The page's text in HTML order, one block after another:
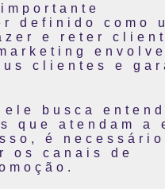
definido como
e reter
envolve
clientes e
busca
que atendam a
é necessário
os canais de